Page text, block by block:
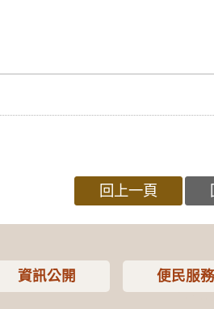
回上一頁
資訊公開 便民服務